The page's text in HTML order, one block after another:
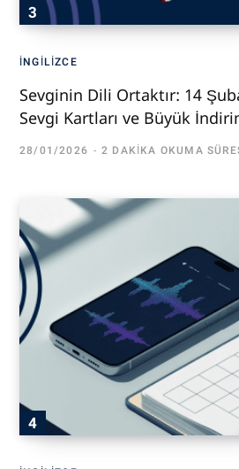
İNGILIZCE
Sevginin Dili Ortaktır: 14
Sevgi Kartları ve Büyük
28/01/2026 2 DAKIKA OKUMA